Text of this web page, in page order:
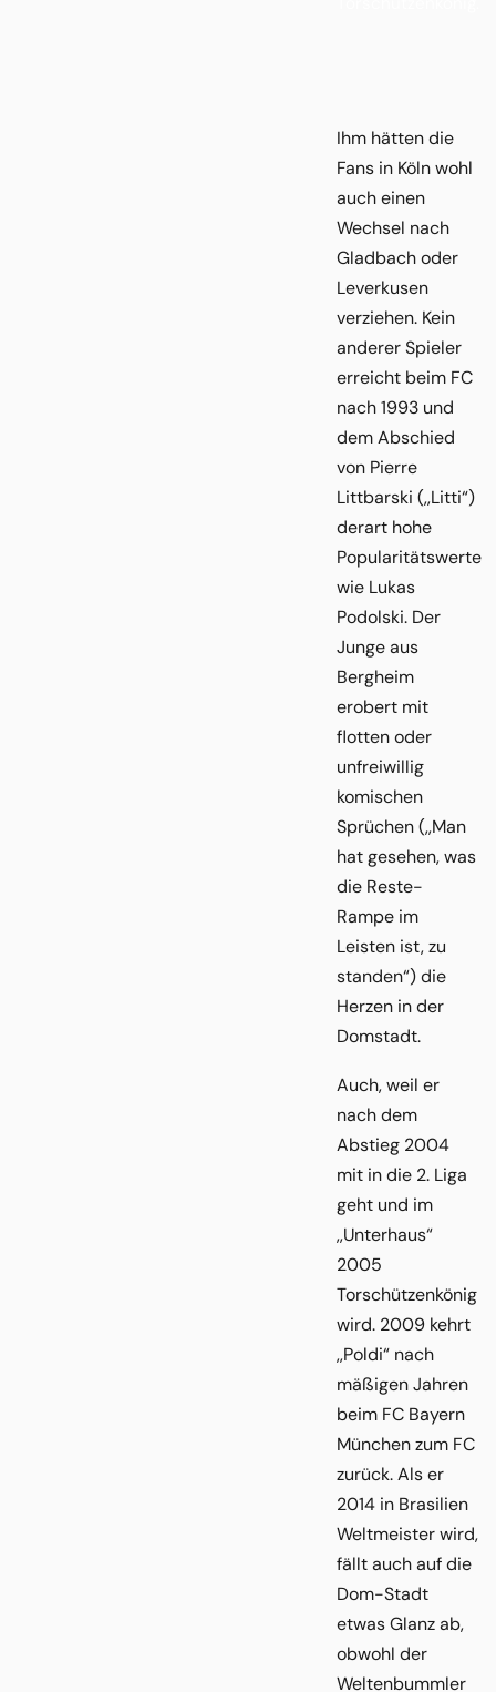
Ihm hätten die
Fans in Köln wohl
auch einen
Wechsel nach
Gladbach oder
Leverkusen
verziehen. Kein
anderer Spieler
erreicht beim FC
nach 1993 und
dem Abschied
von Pierre
Littbarski (,,Litti“)
derart hohe
Popularitätswerte
wie Lukas
Podolski. Der
Junge aus
Bergheim
erobert mit
flotten oder
unfreiwillig
komischen
Sprüchen (,,Man
hat gesehen, was
die Reste-
Rampe im
Leisten ist, zu
standen“) die
Herzen in der
Domstadt.
Auch, weil er
nach dem
Abstieg 2004
mit in die 2. Liga
geht und im
,,Unterhaus“
2005
Torschützenkönig
wird. 2009 kehrt
,,Poldi“ nach
mäßigen Jahren
beim FC Bayern
München zum FC
zurück. Als er
2014 in Brasilien
Weltmeister wird,
fällt auch auf die
Dom-Stadt
etwas Glanz ab,
obwohl der
Weltenbummler